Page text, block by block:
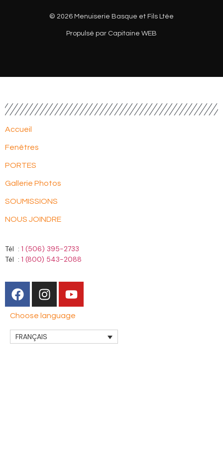
© 2026 Menuiserie Basque et Fils Ltée
Propulsé par Capitaine WEB
Accueil
Fenêtres
PORTES
Gallerie Photos
SOUMISSIONS
NOUS JOINDRE
Tél : 1 (506) 395-2733
Tél : 1 (800) 543-2088
Choose language
FRANÇAIS